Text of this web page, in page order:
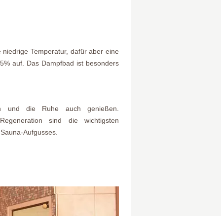
Temperatur, dafür aber eine
auf. Das Dampfbad ist besonders
und die Ruhe auch genießen.
sind die wichtigsten
Aufgusses.